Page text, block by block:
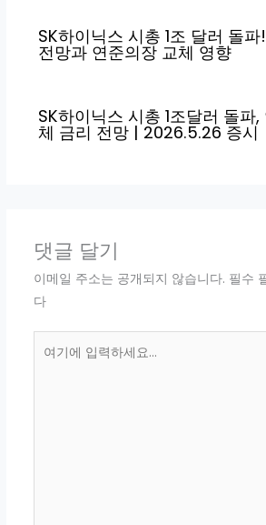
SK하이닉스 시총 1조 달러 돌
전망과 연준의장 교체 영향
SK하이닉스 시총 1조달러 돌파
체 금리 전망 | 2026.5.26 증시
댓글 달기
이메일 주소는 공개되지 않습니다. 필수
다